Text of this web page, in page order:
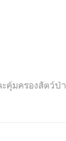
คุ้มครองสัตว์ป่า